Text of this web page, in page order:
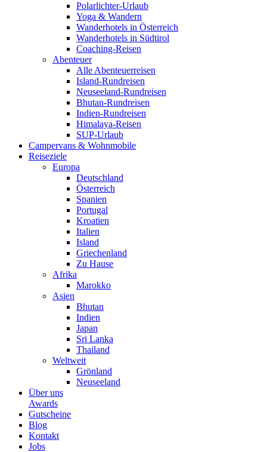
Polarlichter-Urlaub
Yoga & Wandern
Wanderhotels in Österreich
Wanderhotels in Südtirol
Coaching-Reisen
Abenteuer
Alle Abenteuerreisen
Island-Rundreisen
Neuseeland-Rundreisen
Bhutan-Rundreisen
Indien-Rundreisen
Himalaya-Reisen
SUP-Urlaub
Campervans & Wohnmobile
Reiseziele
Europa
Deutschland
Österreich
Spanien
Portugal
Kroatien
Italien
Island
Griechenland
Zu Hause
Afrika
Marokko
Asien
Bhutan
Indien
Japan
Sri Lanka
Thailand
Weltweit
Grönland
Neuseeland
Über uns
Awards
Gutscheine
Blog
Kontakt
Jobs